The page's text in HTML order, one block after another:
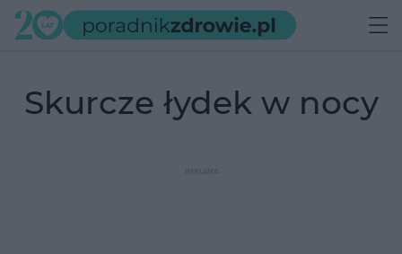
skurcze łydek w nocy